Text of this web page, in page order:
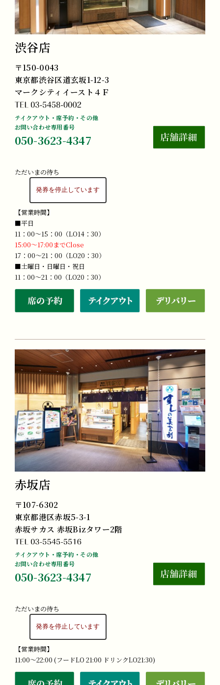
渋谷店
〒150-0043
東京都渋谷区道玄坂1-12-3
マークシティイースト４Ｆ
テイクアウト・席予約・その他
お問い合わせ専用番号
050-3623-4347
ただいまの待ち
【営業時間】
■平日
11：00～15：00（LO14：30）
15:00～17:00までClose
17：00～21：00（LO20：30）
■土曜日・日曜日・祝日
11：00～21：00（LO20：30）
赤坂店
〒107-6302
東京都港区赤坂5-3-1
赤坂サカス 赤坂Bizタワー2階
テイクアウト・席予約・その他
お問い合わせ専用番号
050-3623-4347
ただいまの待ち
【営業時間】
11:00～22:00 (フードLO 21:00 ドリンクLO21:30)